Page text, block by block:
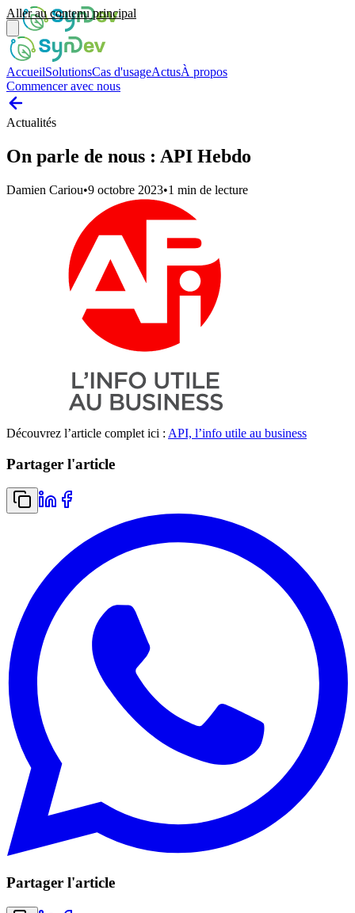
Aller au contenu principal
AccueilSolutionsCas d'usageActusÀ propos
Commencer avec nous
Actualités
On parle de nous : API Hebdo
Damien Cariou•9 octobre 2023•1 min de lecture
Découvrez l’article complet ici : API, l’info utile au business
Partager l'article
Partager l'article